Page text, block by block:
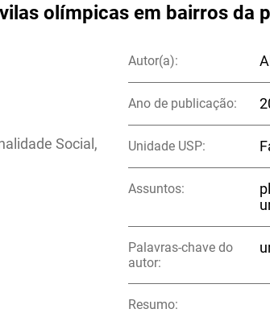
olímpicas em bairros da
Social,
Autor(a):
Ano de publicação:
Unidade USP:
Assuntos:
Palavras-chave do
autor:
Resumo: